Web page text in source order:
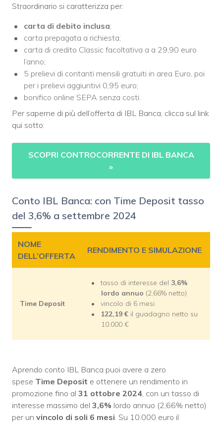
Straordinario si caratterizza per:
carta di debito inclusa;
carta prepagata a richiesta;
carta di credito Classic facoltativa a a 29,90 euro
l’anno;
5 prelievi di contanti mensili gratuiti in area Euro, poi
per i prelievi aggiuntivi 0,95 euro;
bonifico online SEPA senza costi.
Per saperne di più dell’offerta di IBL Banca, clicca sul link
qui sotto:
SCOPRI CONTROCORRENTE DI IBL BANCA
»
Conto IBL Banca: con Time Deposit tasso
del 3,6% a settembre 2024
NOME
DELL’OFFERTA
RENDIMENTO E SIMULAZIONE
Time Deposit
tasso di interesse del 3,6%
lordo annuo (2,66% netto)
vincolo di 6 mesi
122,19 € il guadagno netto su
10.000 €
Aprendo conto IBL Banca puoi avere a zero
spese Time Deposit e ottenere un rendimento in
promozione fino al 31 ottobre 2024 , con un tasso di
interesse massimo del 3,6% lordo annuo (2,66% netto)
per un vincolo di soli 6 mesi . Su 10.000 euro il